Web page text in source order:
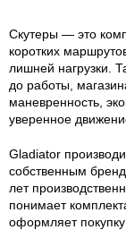
Скутеры — это
коротких
лишней нагрузки.
до работы,
маневренность,
уверенное
Gladiator
собственным
лет
понимает
оформляет